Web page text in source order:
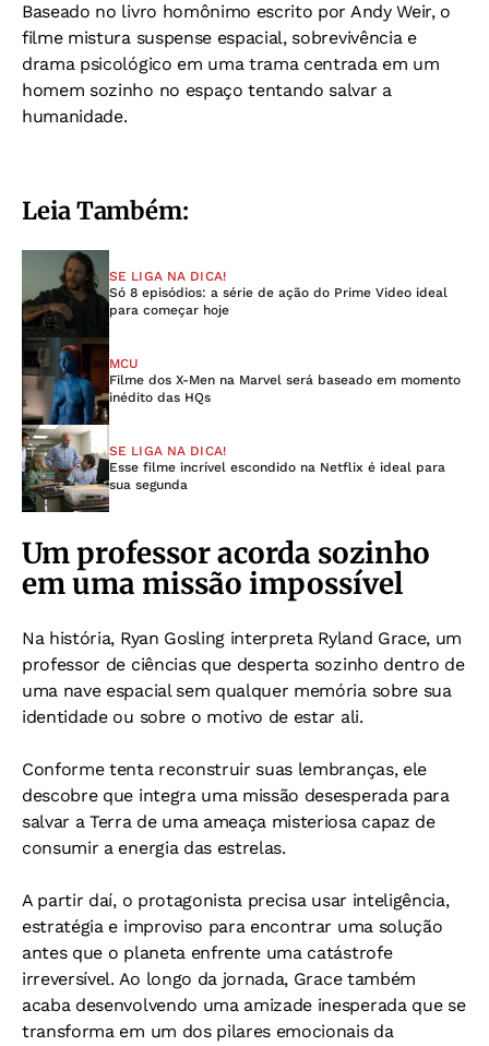
Baseado no livro homônimo escrito por Andy Weir, o
filme mistura suspense espacial, sobrevivência e
drama psicológico em uma trama centrada em um
homem sozinho no espaço tentando salvar a
humanidade.
Leia Também:
SE LIGA NA DICA!
Só 8 episódios: a série de ação do Prime Video ideal
para começar hoje
MCU
Filme dos X-Men na Marvel será baseado em momento
inédito das HQs
SE LIGA NA DICA!
Esse filme incrível escondido na Netflix é ideal para
sua segunda
Um professor acorda sozinho
em uma missão impossível
Na história, Ryan Gosling interpreta Ryland Grace, um
professor de ciências que desperta sozinho dentro de
uma nave espacial sem qualquer memória sobre sua
identidade ou sobre o motivo de estar ali.
Conforme tenta reconstruir suas lembranças, ele
descobre que integra uma missão desesperada para
salvar a Terra de uma ameaça misteriosa capaz de
consumir a energia das estrelas.
A partir daí, o protagonista precisa usar inteligência,
estratégia e improviso para encontrar uma solução
antes que o planeta enfrente uma catástrofe
irreversível. Ao longo da jornada, Grace também
acaba desenvolvendo uma amizade inesperada que se
transforma em um dos pilares emocionais da